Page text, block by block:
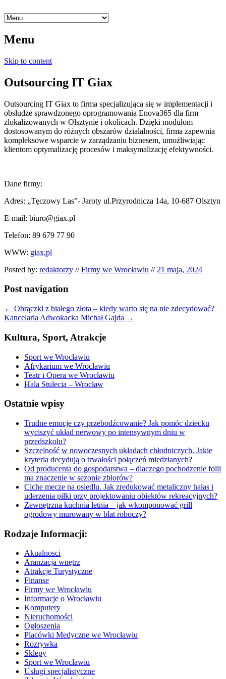
Menu
Skip to content
Outsourcing IT Giax
Outsourcing IT Giax to firma specjalizująca się w implementacji i
obsłudze sprawdzonego oprogramowania Enova365 dla firm
zlokalizowanych w Olsztynie i okolicach. Dzięki modułom
dostosowanym do różnych obszarów działalności, firma zapewnia
kompleksowe wsparcie w zarządzaniu biznesem, umożliwiając
klientom optymalizację procesów i maksymalizację efektywności.
Dane firmy:
Adres: „Tęczowy Las”- Jaroty ul.Przyrodnicza 14a, 10-687 Olsztyn
E-mail: biuro@giax.pl
Telefon: 89 679 77 90
WWW: giax.pl
Posted by: redaktorzy // Firmy we Wrocławiu // 21 maja, 2024
Post navigation
← Obrączki z białego złota – kiedy warto się na nie zdecydować?
Kancelaria Adwokacka Michał Gajda →
Kultura, Sport, Atrakcje
Sport we Wrocławiu
Afrykarium we Wrocławiu
Teatr i Opera we Wrocławiu
Hala Stulecia – Wrocław
Ostatnie wpisy
Trudne emocje czy przebodźcowanie? Jak pomóc dziecku
wyciszyć układ nerwowy po intensywnym dniu w
przedszkolu?
Szczelność w nowoczesnych układach chłodniczych. Jakie
kryteria decydują o trwałości połączeń miedzianych?
Od producenta do gospodarstwa – dlaczego pochodzenie folii
ma znaczenie w sezonie zbiorów?
Ciche mecze na osiedlu. Jak zredukować metaliczny hałas i
uderzenia piłki przy projektowaniu obiektów rekreacyjnych?
Zewnętrzna kuchnia letnia – jak wkomponować grill
ogrodowy murowany w blat roboczy?
Rodzaje Informacji:
Akualnosci
Aranżacja wnętrz
Atrakcje Turystyczne
Finanse
Firmy we Wrocławiu
Informacje o Wrocławiu
Komputery
Nieruchomości
Ogłoszenia
Placówki Medyczne we Wrocławiu
Rozrywka
Sklepy
Sport we Wrocławiu
Usługi specjalistyczne